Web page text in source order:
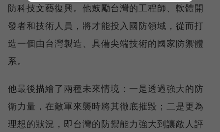
防科技文藝復興。他鼓勵台灣的工程師、軟體開
發者和技術人員，將才能投入國防領域，從而打
造一個由台灣製造、具備尖端技術的國家防禦體
系。
他最後描繪了兩種未來情境：一是透過強大的防
衛力量，在敵軍來襲時將其徹底摧毀；二是更為
理想的狀況，即台灣的防禦能力強大到讓敵人評